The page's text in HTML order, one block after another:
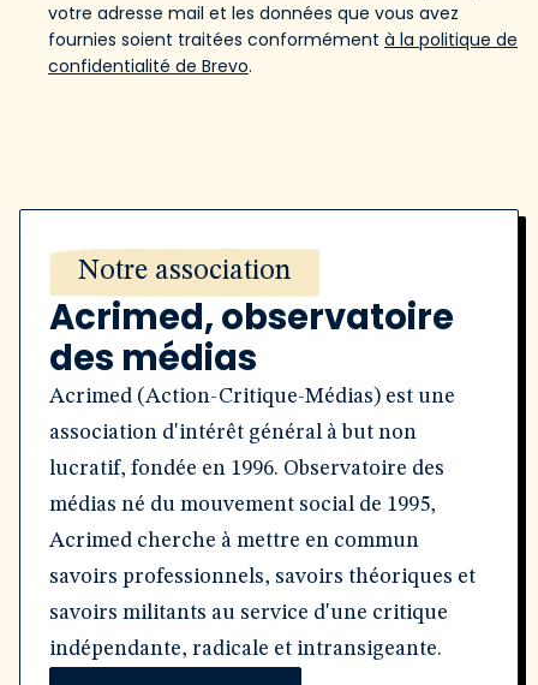
votre adresse mail et les données que vous avez
fournies soient traitées conformément à la politique de
confidentialité de Brevo.
Notre association
Acrimed, observatoire
des médias
Acrimed (Action-Critique-Médias) est une
association d'intérêt général à but non
lucratif, fondée en 1996. Observatoire des
médias né du mouvement social de 1995,
Acrimed cherche à mettre en commun
savoirs professionnels, savoirs théoriques et
savoirs militants au service d'une critique
indépendante, radicale et intransigeante.